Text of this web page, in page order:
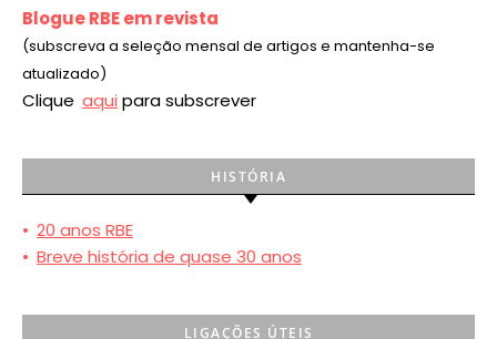
Blogue RBE em revista
(subscreva a seleção mensal de artigos e mantenha-se
atualizado)
Clique aqui para subscrever
HISTÓRIA
• 20 anos RBE
• Breve história de quase 30 anos
LIGAÇÕES ÚTEIS